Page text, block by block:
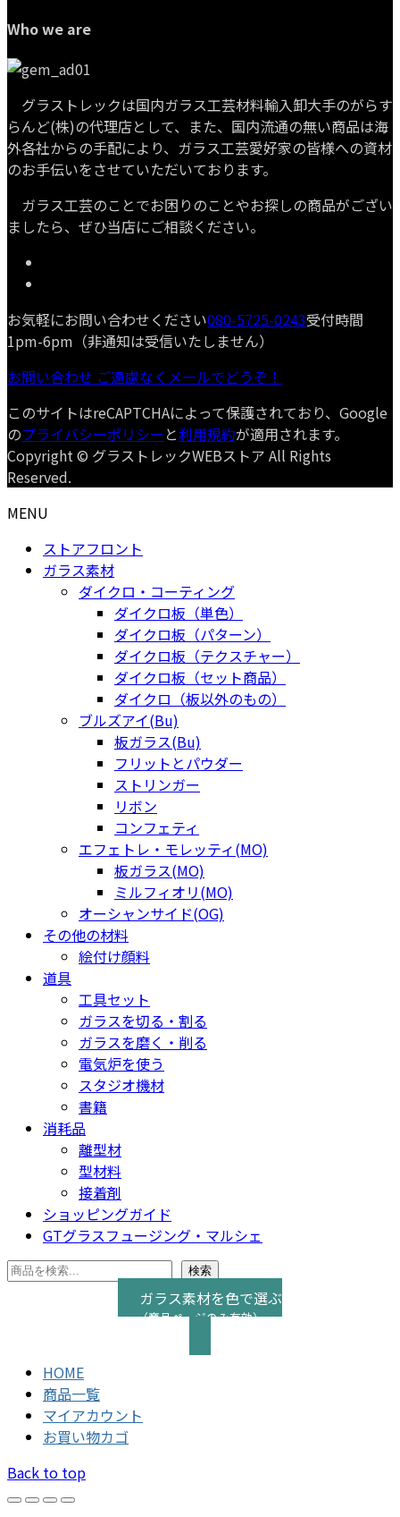
Who we are
グラストレックは国内ガラス工芸材料輸入卸大手のがらす
らんど(株)の代理店として、また、国内流通の無い商品は海
外各社からの手配により、ガラス工芸愛好家の皆様への資材
のお手伝いをさせていただいております。
ガラス工芸のことでお困りのことやお探しの商品がござい
ましたら、ぜひ当店にご相談ください。
お気軽にお問い合わせください080-5725-0243受付時間
1pm-6pm（非通知は受信いたしません）
お問い合わせ ご遠慮なくメールでどうぞ！
このサイトはreCAPTCHAによって保護されており、Google
のプライバシーポリシー と利用規約が適用されます。
Copyright © グラストレックWEBストア All Rights
Reserved.
MENU
ストアフロント
ガラス素材
ダイクロ・コーティング
ダイクロ板（単色）
ダイクロ板（パターン）
ダイクロ板（テクスチャー）
ダイクロ板（セット商品）
ダイクロ（板以外のもの）
ブルズアイ(Bu)
板ガラス(Bu)
フリットとパウダー
ストリンガー
リボン
コンフェティ
エフェトレ・モレッティ(MO)
板ガラス(MO)
ミルフィオリ(MO)
オーシャンサイド(OG)
その他の材料
絵付け顔料
道具
工具セット
ガラスを切る・割る
ガラスを磨く・削る
電気炉を使う
スタジオ機材
書籍
消耗品
離型材
型材料
接着剤
ショッピングガイド
GTグラスフュージング・マルシェ
検索
検索
ガラス素材を色で選ぶ
（商品ページのみ有効）
HOME
商品一覧
マイアカウント
お買い物カゴ
Back to top